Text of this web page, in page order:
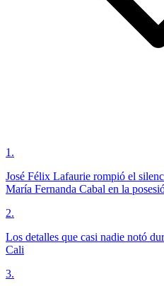
1 .
José Félix Lafaurie rompió el
María Fernanda Cabal en la
2.
Los detalles que casi nadie notó
Cali
3.